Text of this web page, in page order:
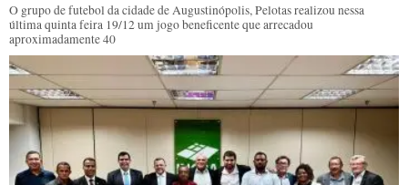
O grupo de futebol da cidade de Augustinópolis, Pelotas realizou nessa
última quinta feira 19/12 um jogo beneficente que arrecadou
aproximadamente 40